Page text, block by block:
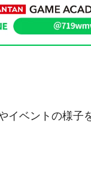
イベントの様子